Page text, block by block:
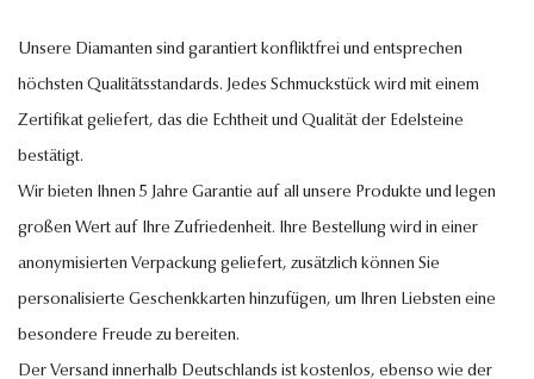
Unsere Diamanten sind garantiert konfliktfrei und entsprechen
höchsten Qualitätsstandards. Jedes Schmuckstück wird mit einem
Zertifikat geliefert, das die Echtheit und Qualität der Edelsteine
bestätigt.
Wir bieten Ihnen 5 Jahre Garantie auf all unsere Produkte und legen
großen Wert auf Ihre Zufriedenheit. Ihre Bestellung wird in einer
anonymisierten Verpackung geliefert, zusätzlich können Sie
personalisierte Geschenkkarten hinzufügen, um Ihren Liebsten eine
besondere Freude zu bereiten.
Der Versand innerhalb Deutschlands ist kostenlos, ebenso wie der